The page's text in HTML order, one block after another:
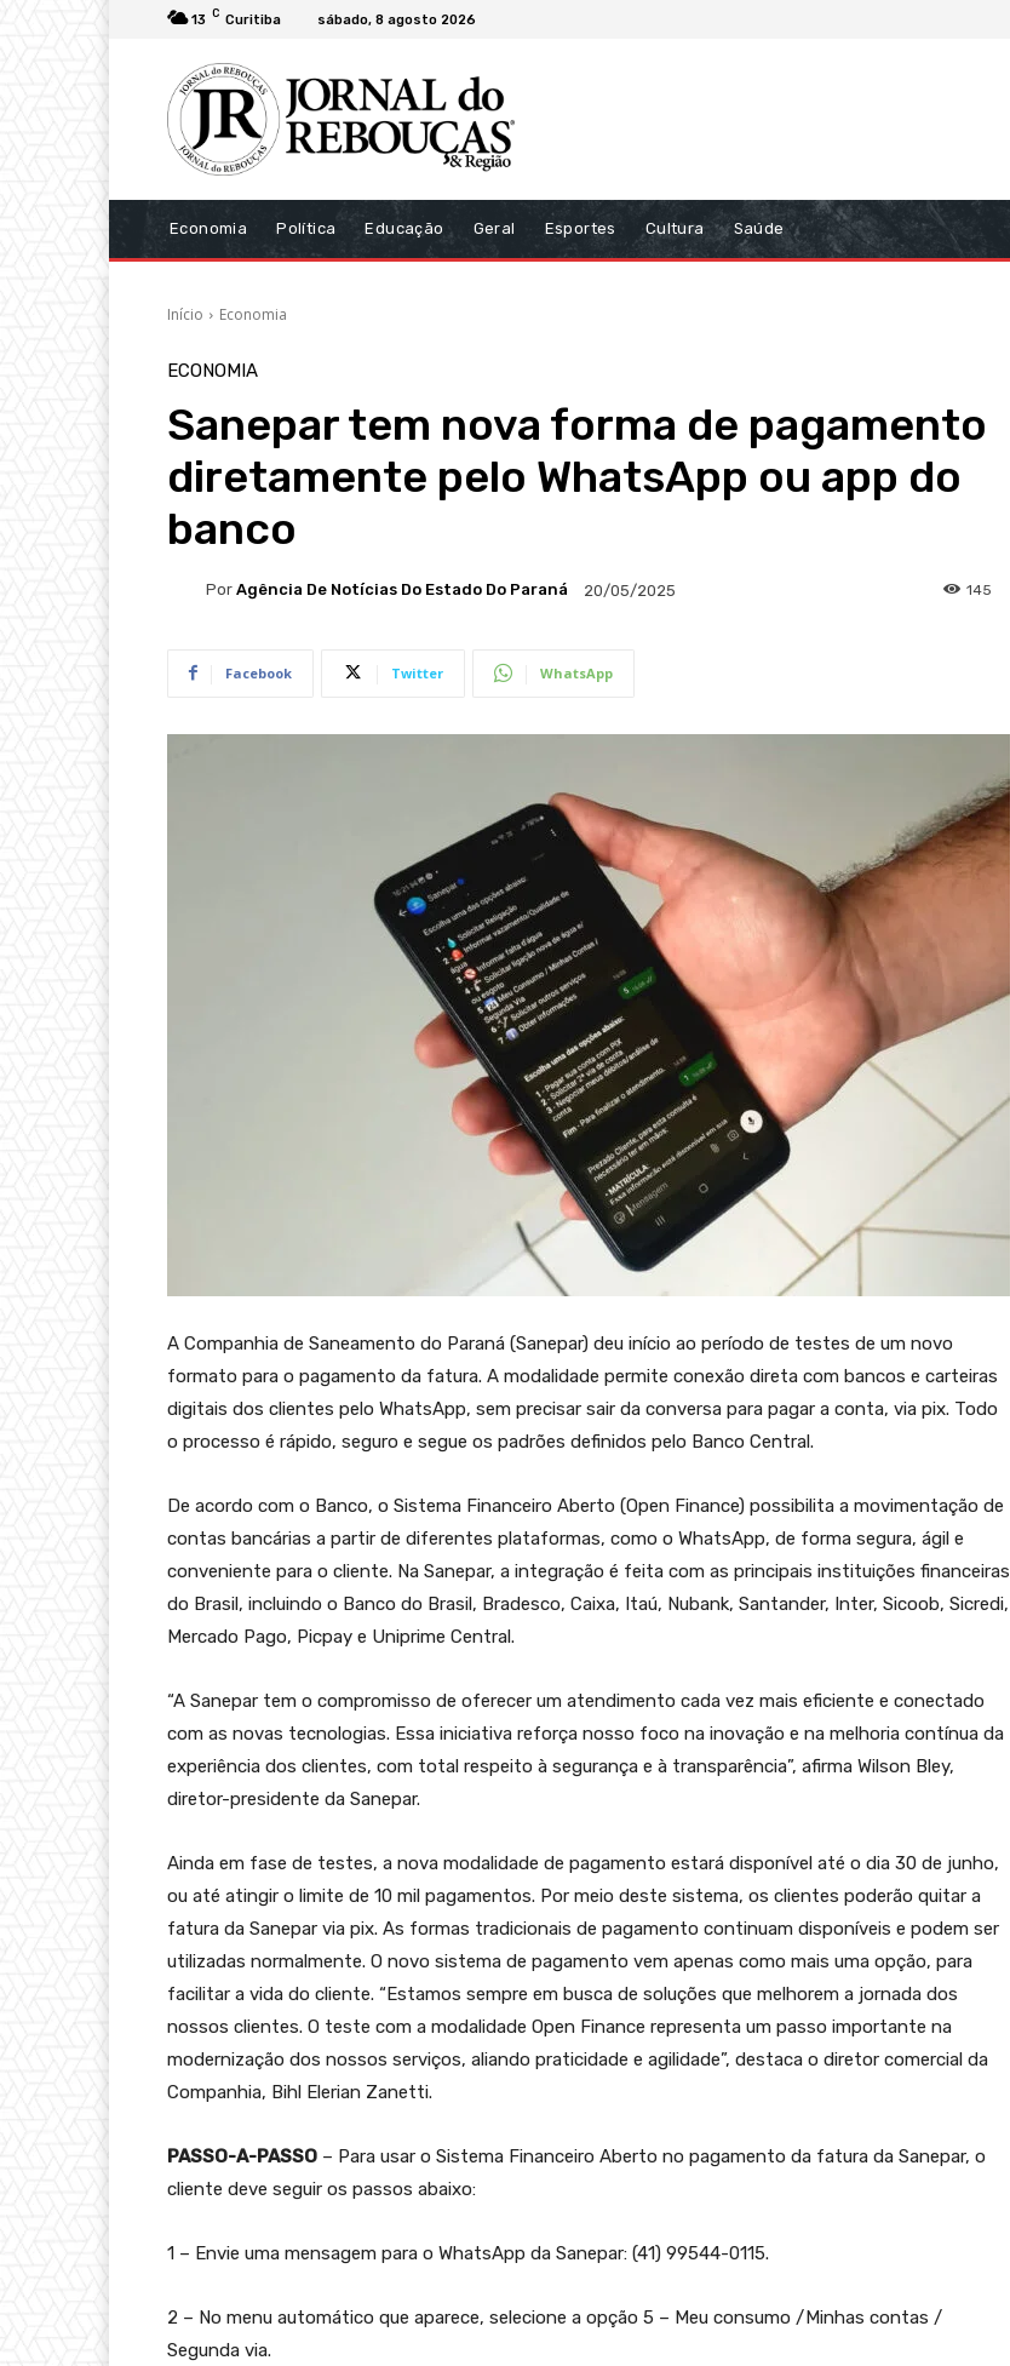
13 C Curitiba sábado, 8 agosto 2026
Economia Política Educação Geral Esportes Cultura Saúde
Início Economia
ECONOMIA
Sanepar tem nova forma de pagamento
diretamente pelo WhatsApp ou app do
banco
Por Agência De Notícias Do Estado Do Paraná 20/05/2025 145
Facebook Twitter WhatsApp
A Companhia de Saneamento do Paraná (Sanepar) deu início ao período de testes de um novo
formato para o pagamento da fatura. A modalidade permite conexão direta com bancos e carteiras
digitais dos clientes pelo WhatsApp, sem precisar sair da conversa para pagar a conta, via pix. Todo
o processo é rápido, seguro e segue os padrões definidos pelo Banco Central.
De acordo com o Banco, o Sistema Financeiro Aberto (Open Finance) possibilita a movimentação de
contas bancárias a partir de diferentes plataformas, como o WhatsApp, de forma segura, ágil e
conveniente para o cliente. Na Sanepar, a integração é feita com as principais instituições financeiras
do Brasil, incluindo o Banco do Brasil, Bradesco, Caixa, Itaú, Nubank, Santander, Inter, Sicoob, Sicredi,
Mercado Pago, Picpay e Uniprime Central.
“A Sanepar tem o compromisso de oferecer um atendimento cada vez mais eficiente e conectado
com as novas tecnologias. Essa iniciativa reforça nosso foco na inovação e na melhoria contínua da
experiência dos clientes, com total respeito à segurança e à transparência”, afirma Wilson Bley,
diretor-presidente da Sanepar.
Ainda em fase de testes, a nova modalidade de pagamento estará disponível até o dia 30 de junho,
ou até atingir o limite de 10 mil pagamentos. Por meio deste sistema, os clientes poderão quitar a
fatura da Sanepar via pix. As formas tradicionais de pagamento continuam disponíveis e podem ser
utilizadas normalmente. O novo sistema de pagamento vem apenas como mais uma opção, para
facilitar a vida do cliente. “Estamos sempre em busca de soluções que melhorem a jornada dos
nossos clientes. O teste com a modalidade Open Finance representa um passo importante na
modernização dos nossos serviços, aliando praticidade e agilidade”, destaca o diretor comercial da
Companhia, Bihl Elerian Zanetti.
PASSO-A-PASSO – Para usar o Sistema Financeiro Aberto no pagamento da fatura da Sanepar, o
cliente deve seguir os passos abaixo:
1 – Envie uma mensagem para o WhatsApp da Sanepar: (41) 99544-0115.
2 – No menu automático que aparece, selecione a opção 5 – Meu consumo /Minhas contas /
Segunda via.